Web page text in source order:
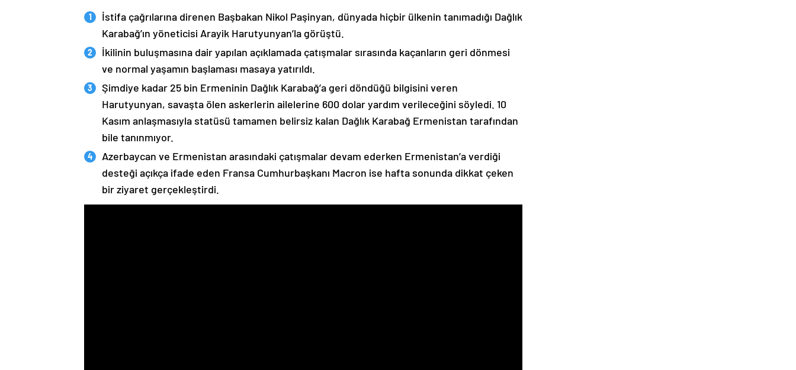
İstifa çağrılarına direnen Başbakan Nikol Paşinyan, dünyada hiçbir ülkenin tanımadığı Dağlık
Karabağ’ın yöneticisi Arayik Harutyunyan’la görüştü.
İkilinin buluşmasına dair yapılan açıklamada çatışmalar sırasında kaçanların geri dönmesi
ve normal yaşamın başlaması masaya yatırıldı.
Şimdiye kadar 25 bin Ermeninin Dağlık Karabağ’a geri döndüğü bilgisini veren
Harutyunyan, savaşta ölen askerlerin ailelerine 600 dolar yardım verileceğini söyledi. 10
Kasım anlaşmasıyla statüsü tamamen belirsiz kalan Dağlık Karabağ Ermenistan tarafından
bile tanınmıyor.
Azerbaycan ve Ermenistan arasındaki çatışmalar devam ederken Ermenistan’a verdiği
desteği açıkça ifade eden Fransa Cumhurbaşkanı Macron ise hafta sonunda dikkat çeken
bir ziyaret gerçekleştirdi.